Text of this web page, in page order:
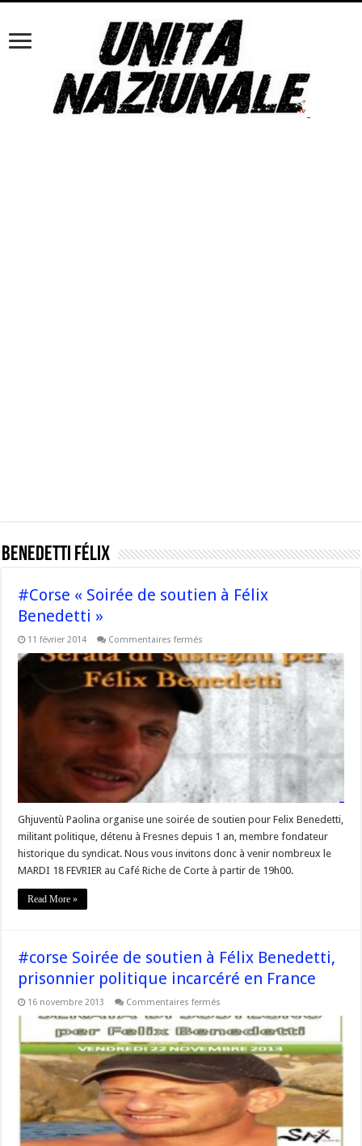
Benedetti Félix
#Corse « Soirée de soutien à Félix
Benedetti »
11 février 2014 Commentaires fermés
« Soirée
de
soutien
à
Félix
Benedetti »
Ghjuventù Paolina organise une soirée de soutien pour Felix Benedetti,
militant politique, détenu à Fresnes depuis 1 an, membre fondateur
historique du syndicat. Nous vous invitons donc à venir nombreux le
MARDI 18 FEVRIER au Café Riche de Corte à partir de 19h00.
Read More »
#corse Soirée de soutien à Félix Benedetti,
prisonnier politique incarcéré en France
16 novembre 2013 Commentaires fermés
Soirée
de
soutien
à
Benedetti,
prisonnier
politique
incarcéré
en
France